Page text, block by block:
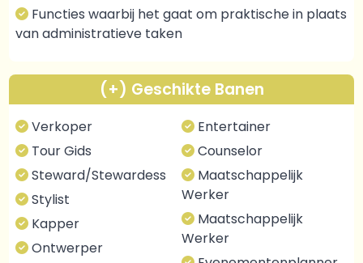
Functies waarbij het gaat om praktische in plaats
van administratieve taken
(+) Geschikte Banen
Verkoper
Tour Gids
Steward/Stewardess
Stylist
Kapper
Ontwerper
Entertainer
Counselor
Maatschappelijk
Werker
Maatschappelijk
Werker